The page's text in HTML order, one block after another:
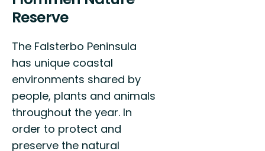
Reserve
The Falsterbo Peninsula
has unique coastal
environments shared by
people, plants and animals
throughout the year. In
order to protect and
preserve the natural